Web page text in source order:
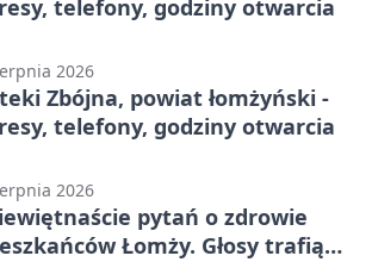
telefony, godziny otwarcia
2026
Zbójna, powiat łomżyński -
telefony, godziny otwarcia
2026
pytań o zdrowie
Łomży. Głosy trafią